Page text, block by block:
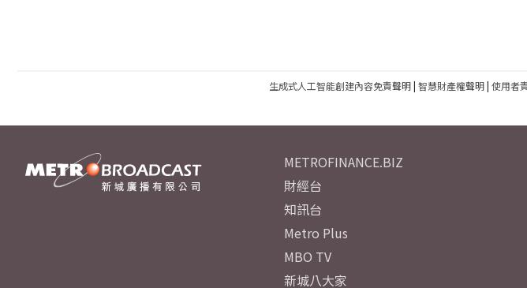
生成式人工智能創建內容免責聲明| 智慧財產權聲明| 使用者
METROFINANCE.BIZ
財經台
知訊台
Metro Plus
MBO TV
新城八大家